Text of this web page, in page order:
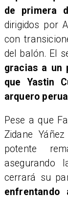
de primera
dirigidos por
con
del balón. El
gracias a un
que Yastin
arquero
Pese a que
Zidane
potente
asegurando
cerrará su